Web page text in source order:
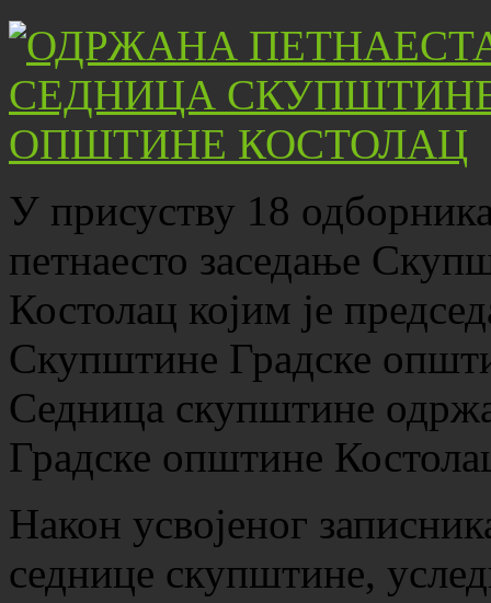
У присуству 18
петнаесто заседање
Костолац којим је
Скупштине Градске
Седница скупштине
Градске општине
Након усвојеног
седнице скупштине,